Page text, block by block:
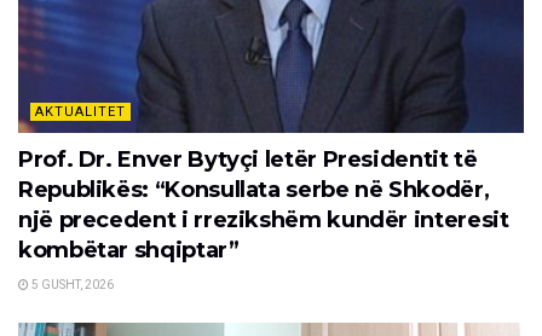
AKTUALITET
Prof. Dr. Enver Bytyçi letër Presidentit të
Republikës: “Konsullata serbe në Shkodër,
një precedent i rrezikshëm kundër interesit
kombëtar shqiptar”
5 GUSHT, 2026